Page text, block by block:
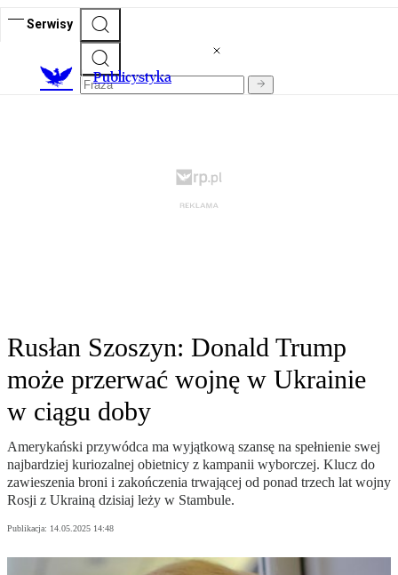
Serwisy
Publicystyka
Rusłan Szoszyn: Donald Trump
może przerwać wojnę w Ukrainie
w ciągu doby
Amerykański przywódca ma wyjątkową szansę na spełnienie swej
najbardziej kuriozalnej obietnicy z kampanii wyborczej. Klucz do
zawieszenia broni i zakończenia trwającej od ponad trzech lat wojny
Rosji z Ukrainą dzisiaj leży w Stambule.
Publikacja: 14.05.2025 14:48